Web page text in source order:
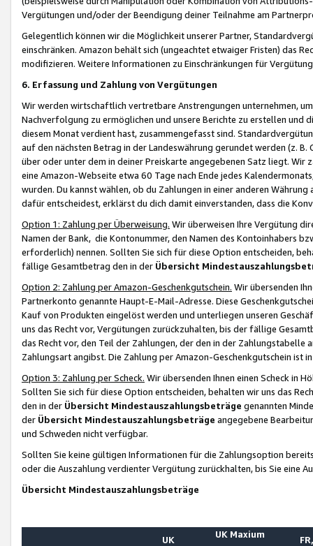
Vergütungen und/oder der Beendigung deiner Teilnahme am
Gelegentlich können wir die Möglichkeit unserer Partner,
einschränken. Amazon behält sich (ungeachtet etwaiger Fristen) das
modifizieren. Weitere Informationen zu Einschränkungen für
6. Erfassung und Zahlung von Vergütungen
Wir werden wirtschaftlich vertretbare Anstrengungen unternehmen,
Nachverfolgung zu ermöglichen und unsere Berichte zu erstellen und
diesem Monat verdient hast, zusammengefasst sind.
auf den nächsten Betrag in der Landeswährung gerundet werden (z.
über oder unter dem in deiner Preiskarte angegebenen Satz liegt.
eine Amazon-Webseite etwa 60 Tage nach Ende jedes
wurden. Du kannst wählen, ob du Zahlungen in einer anderen
dafür entscheidest, erklärst du dich damit einverstanden, dass die
Option 1: Zahlung per Überweisung. Wir überweisen Ihre Vergütung
Namen der Bank, die Kontonummer, den Namen des Kontoinhabers
erforderlich) nennen. Sollten Sie sich für diese Option entscheiden,
fällige Gesamtbetrag den in der Übersicht
Option 2: Zahlung per Amazon-Geschenkgutschein. Wir übersenden
Partnerkonto genannte Haupt-E-Mail-Adresse. Diese
Kauf von Produkten eingelöst werden und unterliegen unseren
uns das Recht vor, Vergütungen zurückzuhalten, bis der fällige
das Recht vor, den Teil der Zahlungen, der den in der
Zahlungsart angibst. Die Zahlung per Amazon-Geschenkgutschein ist
Option 3: Zahlung per Scheck. Wir übersenden Ihnen einen Scheck in
Sollten Sie sich für diese Option entscheiden, behalten wir uns das
den in der Übersicht Mindestauszahlungsbeträge genannten
der Übersicht Mindestauszahlungsbeträge angegebene
und Schweden nicht verfügbar.
Sollten Sie keine gültigen Informationen für die Zahlungsoption
oder die Auszahlung verdienter Vergütung zurückhalten, bis Sie
Übersicht Mindestauszahlungsbeträge
UK
UK Maxium